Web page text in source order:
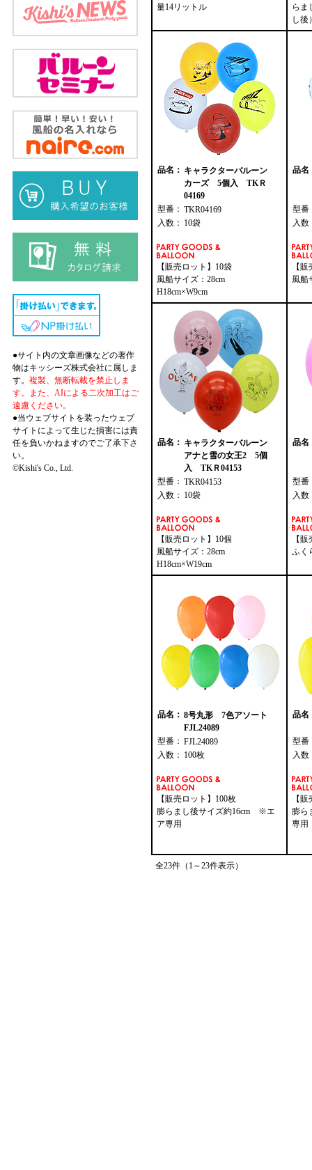
●サイト内の文章画像などの著作
物はキッシーズ株式会社に属しま
す。 複製、無断転載を禁止しま
す。また、AIによる二次加工はご
遠慮ください。
●当ウェブサイトを装ったウェブ
サイトによって生じた損害には責
任を負いかねますのでご了承下さ
い。
©Kishi's Co., Ltd.
量14リットル
らま
し後
品名： キャラクターバルーン
カーズ 5個入 TKＲ
04169
型番： TKR04169
入数： 10袋
【販売ロット】10袋
風船サイズ：28cm
H18cm×W9cm
品名
型番
入数
【
風船
品名： キャラクターバルーン
アナと雪の女王2 5個
入 TKＲ04153
型番： TKR04153
入数： 10袋
【販売ロット】10個
風船サイズ：28cm
H18cm×W19cm
品名
型番
入数
【
ふく
品名： 8号丸形 7色アソート
FJL24089
型番： FJL24089
入数： 100枚
【販売ロット】100枚
膨らまし後サイズ約16cm ※エ
ア専用
品名
型番
入数
【
膨ら
専用
全23件（1～23件表示）